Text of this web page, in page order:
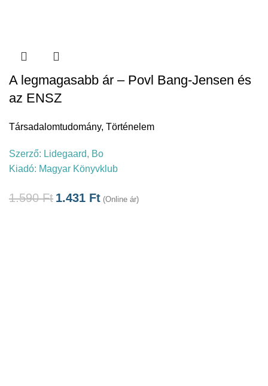
A legmagasabb ár – Povl Bang-Jensen és
az ENSZ
Társadalomtudomány, Történelem
Szerző: Lidegaard, Bo
Kiadó: Magyar Könyvklub
1.590Ft 1.431 Ft (Online ár)